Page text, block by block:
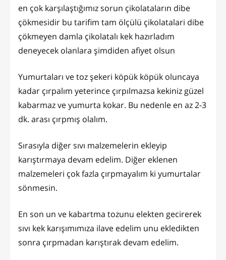
en çok karşılaştığımız sorun çikolataların dibe
çökmesidir bu tarifim tam ölçülü çikolatalari dibe
çökmeyen damla çikolatalı kek hazırladım
deneyecek olanlara şimdiden afiyet olsun
Yumurtaları ve toz şekeri köpük köpük oluncaya
kadar çırpalım yeterince çırpılmazsa kekiniz güzel
kabarmaz ve yumurta kokar. Bu nedenle en az 2-3
dk. arası çırpmış olalım.
Sırasıyla diğer sıvı malzemelerin ekleyip
karıştırmaya devam edelim. Diğer eklenen
malzemeleri çok fazla çırpmayalım ki yumurtalar
sönmesin.
En son un ve kabartma tozunu elekten gecirerek
sıvı kek karışımımıza ilave edelim unu ekledikten
sonra çırpmadan karıştırak devam edelim.